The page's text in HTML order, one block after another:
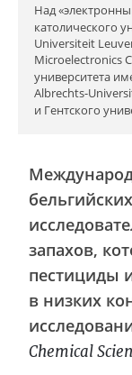
Над
католического
Universiteit
Microelectronics
университета
Albrechts-
и Гентского
запахов,
пестициды
в низких
Chemical